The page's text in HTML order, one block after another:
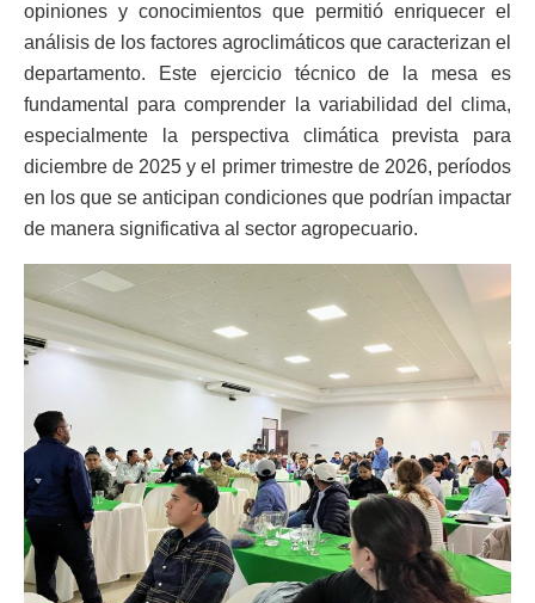
opiniones y conocimientos que permitió enriquecer el
análisis de los factores agroclimáticos que caracterizan el
departamento. Este ejercicio técnico de la mesa es
fundamental para comprender la variabilidad del clima,
especialmente la perspectiva climática prevista para
diciembre de 2025 y el primer trimestre de 2026, períodos
en los que se anticipan condiciones que podrían impactar
de manera significativa al sector agropecuario.